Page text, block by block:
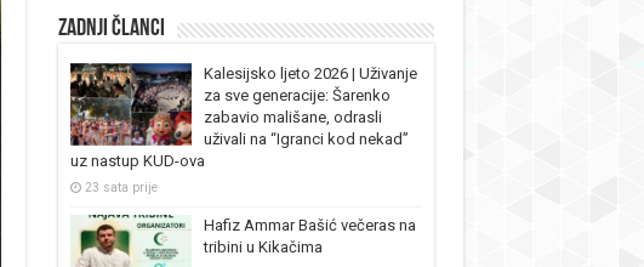
Zadnji članci
Kalesijsko ljeto 2026 | Uživanje
za sve generacije: Šarenko
zabavio mališane, odrasli
uživali na “Igranci kod nekad”
uz nastup KUD-ova
23 sata prije
Hafiz Ammar Bašić večeras na
tribini u Kikačima